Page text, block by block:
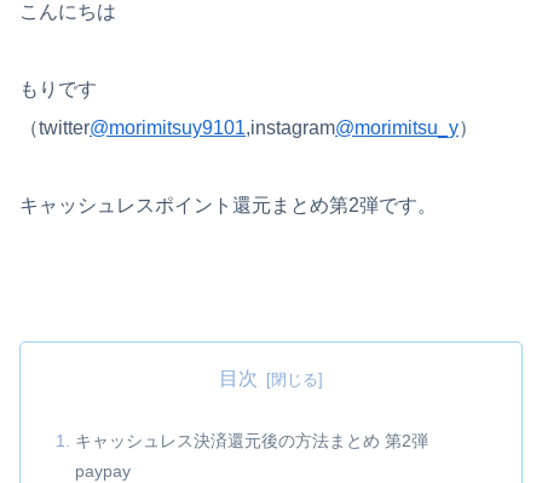
こんにちは
もりです
（twitter@morimitsuy9101,instagram@morimitsu_y）
キャッシュレスポイント還元まとめ第2弾です。
目次
キャッシュレス決済還元後の方法まとめ 第2弾
paypay